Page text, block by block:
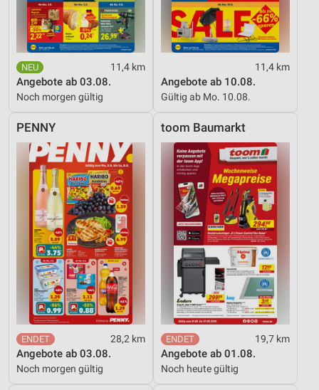
11,4 km
Angebote ab 03.08.
Noch morgen gültig
11,4 km
Angebote ab 10.08.
Gültig ab Mo. 10.08.
PENNY
28,2 km
Angebote ab 03.08.
Noch morgen gültig
toom Baumarkt
19,7 km
Angebote ab 01.08.
Noch heute gültig